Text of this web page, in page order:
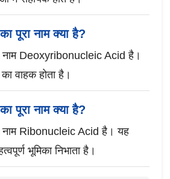
पूरा नाम क्या है?
नाम Deoxyribonucleic Acid है।
वाहक होता है।
पूरा नाम क्या है?
नाम Ribonucleic Acid है। यह
भूमिका निभाता है।